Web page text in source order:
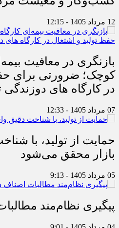
12 مرداد 1405 - 12:15
بازنگری در معافیت
کوچک؛ ضرورتی برای
در کارگاه های دوزندگی
07 مرداد 1405 - 12:33
حمایت از تولید، با
بازار محقق می‌شود
05 مرداد 1405 - 9:13
پیگیری نظام‌مند